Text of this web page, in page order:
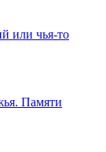
или чья-то
Памяти